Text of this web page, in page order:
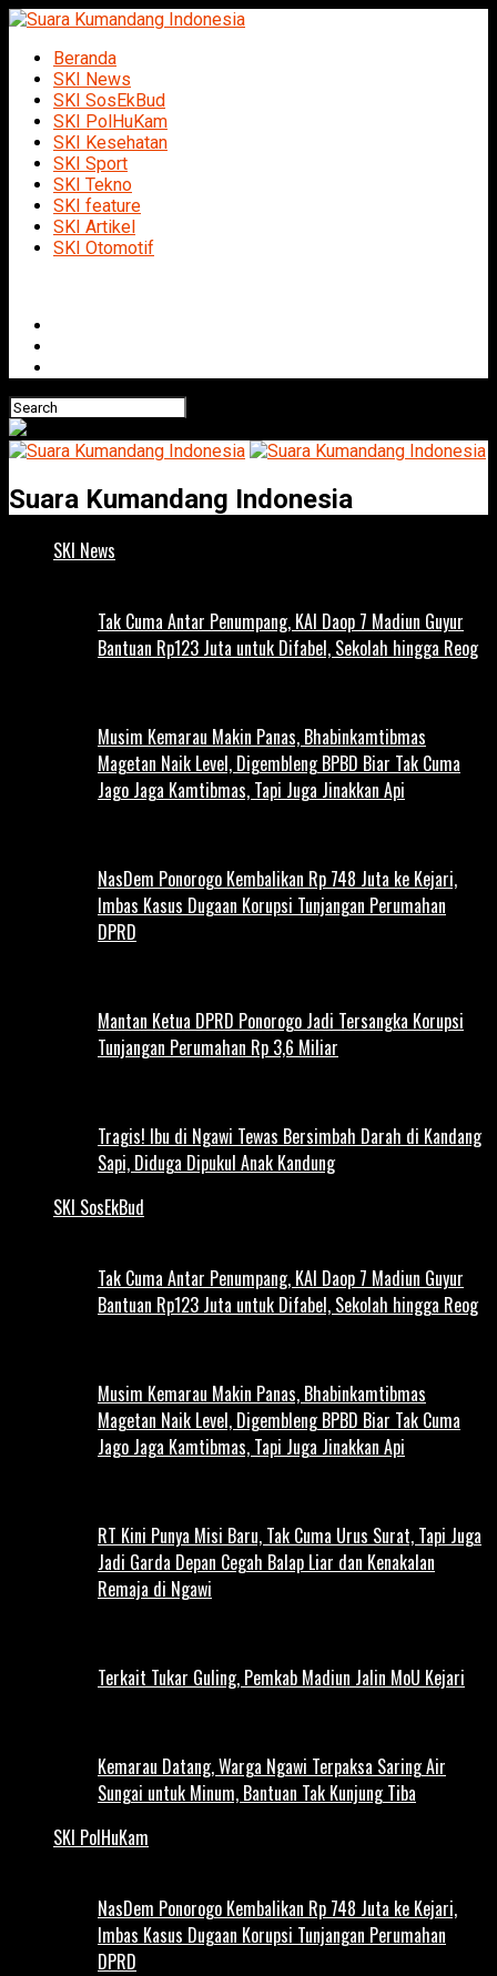
Beranda
SKI News
SKI SosEkBud
SKI PolHuKam
SKI Kesehatan
SKI Sport
SKI Tekno
SKI feature
SKI Artikel
SKI Otomotif
Suara Kumandang Indonesia
SKI News
Tak Cuma Antar Penumpang, KAI Daop 7 Madiun Guyur
Bantuan Rp123 Juta untuk Difabel, Sekolah hingga Reog
Musim Kemarau Makin Panas, Bhabinkamtibmas
Magetan Naik Level, Digembleng BPBD Biar Tak Cuma
Jago Jaga Kamtibmas, Tapi Juga Jinakkan Api
NasDem Ponorogo Kembalikan Rp 748 Juta ke Kejari,
Imbas Kasus Dugaan Korupsi Tunjangan Perumahan
DPRD
Mantan Ketua DPRD Ponorogo Jadi Tersangka Korupsi
Tunjangan Perumahan Rp 3,6 Miliar
Tragis! Ibu di Ngawi Tewas Bersimbah Darah di Kandang
Sapi, Diduga Dipukul Anak Kandung
SKI SosEkBud
Tak Cuma Antar Penumpang, KAI Daop 7 Madiun Guyur
Bantuan Rp123 Juta untuk Difabel, Sekolah hingga Reog
Musim Kemarau Makin Panas, Bhabinkamtibmas
Magetan Naik Level, Digembleng BPBD Biar Tak Cuma
Jago Jaga Kamtibmas, Tapi Juga Jinakkan Api
RT Kini Punya Misi Baru, Tak Cuma Urus Surat, Tapi Juga
Jadi Garda Depan Cegah Balap Liar dan Kenakalan
Remaja di Ngawi
Terkait Tukar Guling, Pemkab Madiun Jalin MoU Kejari
Kemarau Datang, Warga Ngawi Terpaksa Saring Air
Sungai untuk Minum, Bantuan Tak Kunjung Tiba
SKI PolHuKam
NasDem Ponorogo Kembalikan Rp 748 Juta ke Kejari,
Imbas Kasus Dugaan Korupsi Tunjangan Perumahan
DPRD